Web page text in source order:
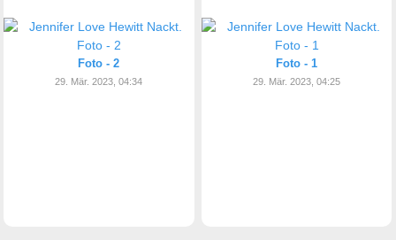
Foto - 2
29. Mär. 2023, 04:34
Foto - 1
29. Mär. 2023, 04:25